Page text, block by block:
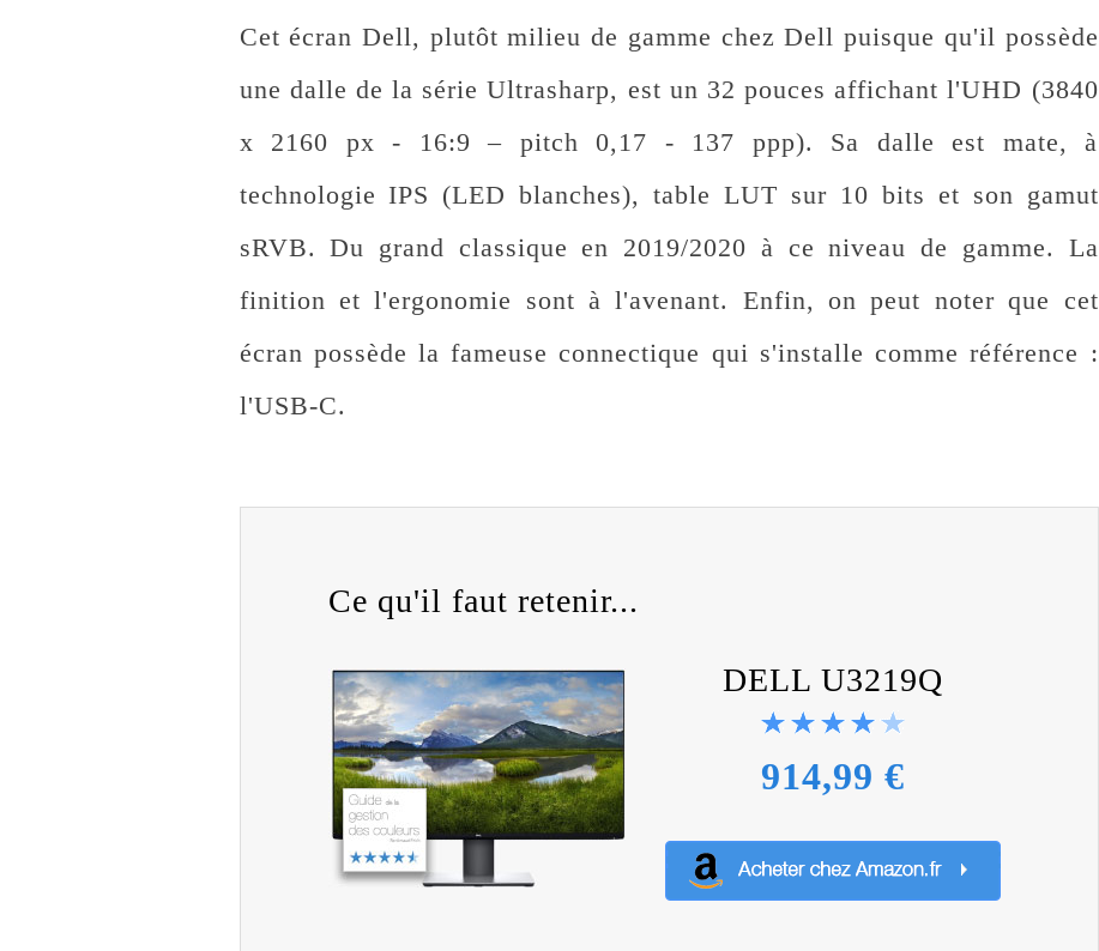
Cet écran Dell, plutôt milieu de gamme chez Dell puisque qu'il possède
une dalle de la série Ultrasharp, est un 32 pouces affichant l'UHD (3840
x 2160 px - 16:9 – pitch 0,17 - 137 ppp). Sa dalle est mate, à
technologie IPS (LED blanches), table LUT sur 10 bits et son gamut
sRVB. Du grand classique en 2019/2020 à ce niveau de gamme. La
finition et l'ergonomie sont à l'avenant. Enfin, on peut noter que cet
écran possède la fameuse connectique qui s'installe comme référence :
l'USB-C.
Ce qu'il faut retenir...
DELL U3219Q
914,99 €